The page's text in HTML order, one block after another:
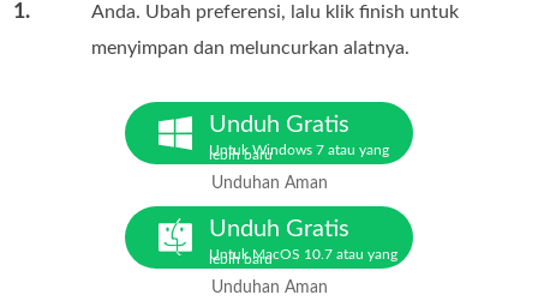
1.
Anda. Ubah preferensi, lalu klik finish untuk
menyimpan dan meluncurkan alatnya.
Unduh Gratis
Untuk Windows 7 atau yang
lebih baru
Unduhan Aman
Unduh Gratis
Untuk MacOS 10.7 atau yang
lebih baru
Unduhan Aman